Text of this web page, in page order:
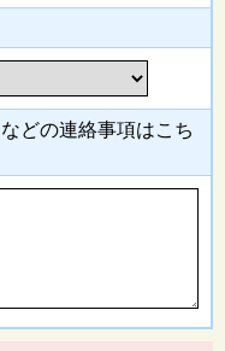
などの連絡事項はこち